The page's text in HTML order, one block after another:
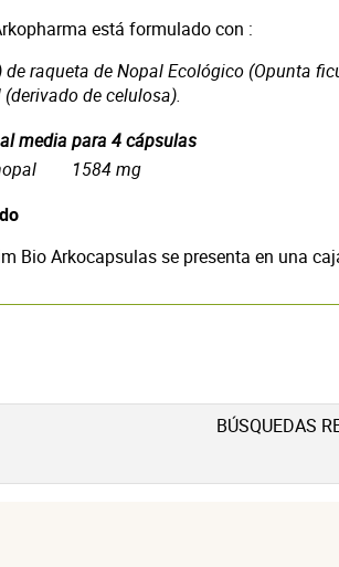
está formulado con :
raqueta de Nopal Ecológico (Opunta
de celulosa).
media para 4 cápsulas
1584 mg
Bio Arkocapsulas se presenta en una
BÚSQUEDAS